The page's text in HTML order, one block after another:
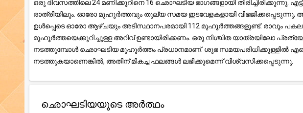
ഒരു ദിവസത്തിലെ 24 മണിക്കൂറിനെ 16 ഛൊഘടിയ ഭാഗങ്ങളായി
രാത്രിയിലും. ഓരോ മുഹൂർത്തവും തുല്യ സമയ ഇടവേളകളായി വിഭജിക്കപ്പെടുന്നു,
ഉൾപ്പെടെ ഓരോ ആഴ്ചയും അടിസ്ഥാനപരമായി 112 മുഹൂർത്തങ്ങളുണ്ട്. രാവും
മുഹൂർത്തയെക്കുറിച്ചുള്ള അറിവ് ഉണ്ടായിരിക്കണം. ഒരു നിശ്ചിത യാത്രയിലോ
നടത്തുമ്പോൾ ഛൊഘടിയ മുഹൂർത്തം പ്രധാനമാണ്. ശുഭ സമയപരിധിക്കുള്ളിൽ
നടത്തുകയാണെങ്കിൽ, അതിന് മികച്ച ഫലങ്ങൾ ലഭിക്കുമെന്ന് വിശ്വസിക്കപ്പെടുന്നു.
ഛൊഘടിയയുടെ അർത്ഥം